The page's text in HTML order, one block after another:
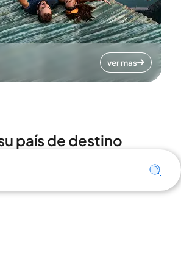
ver mas
país de destino